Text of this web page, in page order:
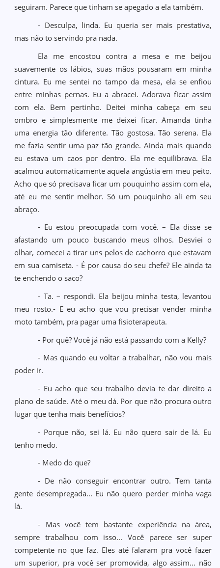
seguiram. Parece que tinham se apegado a ela também.
- Desculpa, linda. Eu queria ser mais prestativa,
mas não to servindo pra nada.
Ela me encostou contra a mesa e me beijou
suavemente os lábios, suas mãos pousaram em minha
cintura. Eu me sentei no tampo da mesa, ela se enfiou
entre minhas pernas. Eu a abracei. Adorava ficar assim
com ela. Bem pertinho. Deitei minha cabeça em seu
ombro e simplesmente me deixei ficar. Amanda tinha
uma energia tão diferente. Tão gostosa. Tão serena. Ela
me fazia sentir uma paz tão grande. Ainda mais quando
eu estava um caos por dentro. Ela me equilibrava. Ela
acalmou automaticamente aquela angústia em meu peito.
Acho que só precisava ficar um pouquinho assim com ela,
até eu me sentir melhor. Só um pouquinho ali em seu
abraço.
- Eu estou preocupada com você. – Ela disse se
afastando um pouco buscando meus olhos. Desviei o
olhar, comecei a tirar uns pelos de cachorro que estavam
em sua camiseta. - É por causa do seu chefe? Ele ainda ta
te enchendo o saco?
- Ta. – respondi. Ela beijou minha testa, levantou
meu rosto.- E eu acho que vou precisar vender minha
moto também, pra pagar uma fisioterapeuta.
- Por quê? Você já não está passando com a Kelly?
- Mas quando eu voltar a trabalhar, não vou mais
poder ir.
- Eu acho que seu trabalho devia te dar direito a
plano de saúde. Até o meu dá. Por que não procura outro
lugar que tenha mais benefícios?
- Porque não, sei lá. Eu não quero sair de lá. Eu
tenho medo.
- Medo do que?
- De não conseguir encontrar outro. Tem tanta
gente desempregada... Eu não quero perder minha vaga
lá.
- Mas você tem bastante experiência na área,
sempre trabalhou com isso... Você parece ser super
competente no que faz. Eles até falaram pra você fazer
um superior, pra você ser promovida, algo assim... não